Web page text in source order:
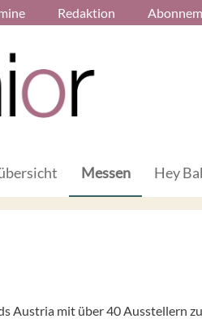
Redaktion
Messen Hey
Austria mit über 40 Ausstellern zu